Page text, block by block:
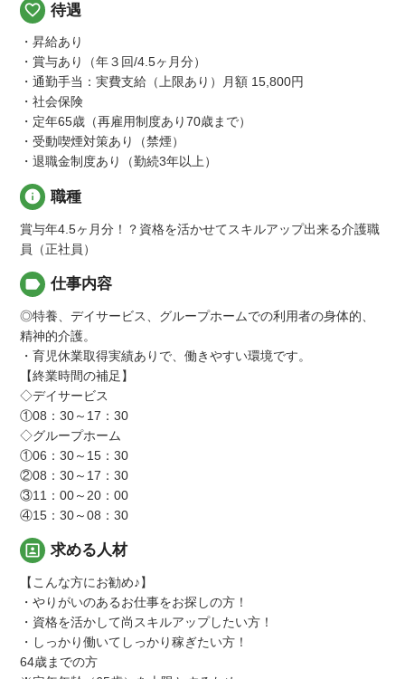
favorite_border 待遇
・昇給あり
・賞与あり（年３回/4.5ヶ月分）
・通勤手当：実費支給（上限あり）月額 15,800円
・社会保険
・定年65歳（再雇用制度あり70歳まで）
・受動喫煙対策あり（禁煙）
・退職金制度あり（勤続3年以上）
info 職種
賞与年4.5ヶ月分！？資格を活かせてスキルアップ出来る介護職
員（正社員）
label 仕事内容
◎特養、デイサービス、グループホームでの利用者の身体的、
精神的介護。
・育児休業取得実績ありで、働きやすい環境です。
【終業時間の補足】
◇デイサービス
①08：30～17：30
◇グループホーム
①06：30～15：30
②08：30～17：30
③11：00～20：00
④15：30～08：30
portrait 求める人材
【こんな方にお勧め♪】
・やりがいのあるお仕事をお探しの方！
・資格を活かして尚スキルアップしたい方！
・しっかり働いてしっかり稼ぎたい方！
64歳までの方